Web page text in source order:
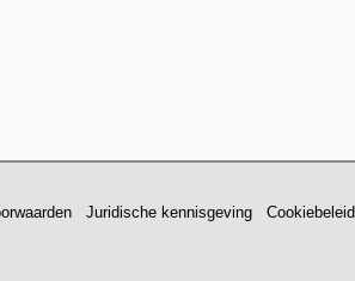
Juridische kennisgeving Cookiebeleid